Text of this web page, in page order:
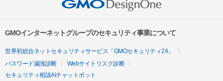
GMOインターネットグループのセキュリティ事業について
世界初総合ネットセキュリティサービス「GMOセキュリティ24」
パスワード漏洩診断
Webサイトリスク診断
セキュリティ相談AIチャットボット